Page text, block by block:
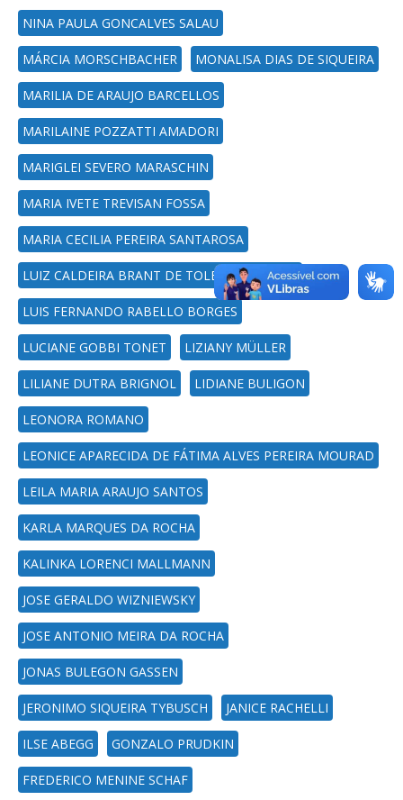
NINA PAULA GONCALVES SALAU
MÁRCIA MORSCHBACHER MONALISA DIAS DE SIQUEIRA
MARILIA DE ARAUJO BARCELLOS
MARILAINE POZZATTI AMADORI
MARIGLEI SEVERO MARASCHIN
MARIA IVETE TREVISAN FOSSA
MARIA CECILIA PEREIRA SANTAROSA
LUIZ CALDEIRA BRANT DE TOLENTINO NETO
LUIS FERNANDO RABELLO BORGES
LUCIANE GOBBI TONET LIZIANY MÜLLER
LILIANE DUTRA BRIGNOL LIDIANE BULIGON
LEONORA ROMANO
LEONICE APARECIDA DE FÁTIMA ALVES PEREIRA MOURAD
LEILA MARIA ARAUJO SANTOS
KARLA MARQUES DA ROCHA
KALINKA LORENCI MALLMANN
JOSE GERALDO WIZNIEWSKY
JOSE ANTONIO MEIRA DA ROCHA
JONAS BULEGON GASSEN
JERONIMO SIQUEIRA TYBUSCH JANICE RACHELLI
ILSE ABEGG GONZALO PRUDKIN
FREDERICO MENINE SCHAF